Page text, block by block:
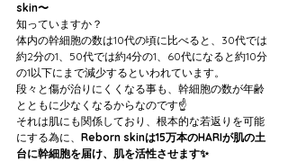
skin〜
知っていますか？
体内の幹細胞の数は10代の頃に比べると、30代では
約2分の1、50代では約4分の1、60代になると約10分
の1以下にまで減少するといわれています。
段々と傷が治りにくくなる事も、幹細胞の数が年齢
とともに少なくなるからなのです☝️
それは肌にも関係しており、根本的な若返りを可能
にする為に、 Reborn skinは15万本のHARIが肌の土
台に幹細胞を届け、肌を活性させます✨